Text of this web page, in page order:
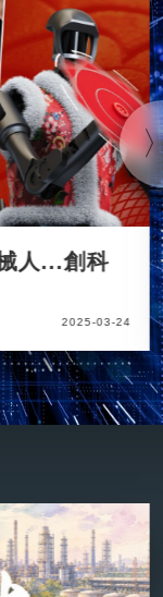
人...創科
2025-03-24